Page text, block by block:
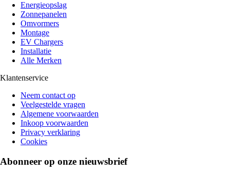
Energieopslag
Zonnepanelen
Omvormers
Montage
EV Chargers
Installatie
Alle Merken
Klantenservice
Neem contact op
Veelgestelde vragen
Algemene voorwaarden
Inkoop voorwaarden
Privacy verklaring
Cookies
Abonneer op onze nieuwsbrief